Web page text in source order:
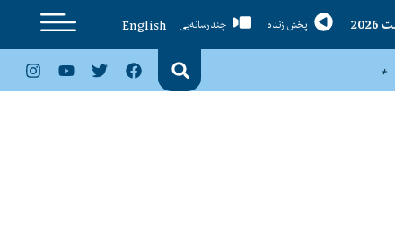
پخش زنده چندرسانه‌یی
English